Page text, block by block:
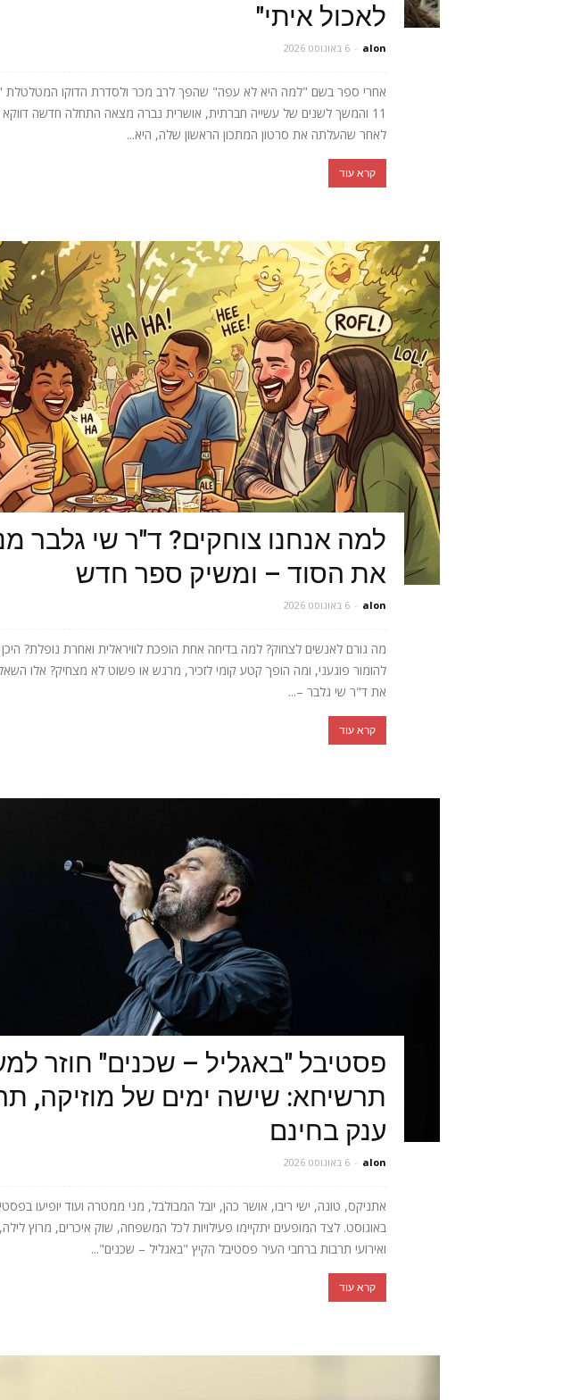
לאכול איתי"
alon
- 6 באוגוסט 2026
אחרי ספר בשם "למה היא לא עפה" שהפך לרב מכר ולסדרת הדוקו המטלטלת
11 והמשך לשנים של עשייה חברתית, אושרית נברה מצאה התחלה חדשה
לאחר שהעלתה את סרטון המתכון הראשון שלה, היא...
קרא עוד
למה אנחנו צוחקים? ד"ר שי גלבר
את הסוד – ומשיק ספר חדש
alon
- 6 באוגוסט 2026
מה גורם לאנשים לצחוק? למה בדיחה אחת הופכת לוויראלית ואחרת נופלת? היכן
להומור פוגעני, ומה הופך קטע קומי לזכיר, מרגש או פשוט לא מצחיק? אלו
את ד"ר שי גלבר –...
קרא עוד
פסטיבל "באגליל – שכנים" חוזר
תרשיחא: שישה ימים של מוזיקה,
ענק בחינם
alon
- 6 באוגוסט 2026
באוגוסט. לצד המופעים יתקיימו פעילויות לכל המשפחה, שוק איכרים, מרוץ
ואירועי תרבות ברחבי העיר פסטיבל הקיץ "באגליל – שכנים"...
קרא עוד